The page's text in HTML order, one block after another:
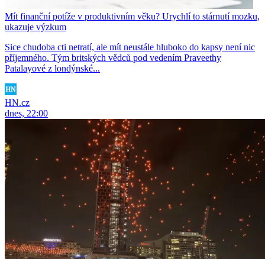
Mít finanční potíže v produktivním věku? Urychlí to stárnutí mozku,
ukazuje výzkum
Sice chudoba cti netratí, ale mít neustále hluboko do kapsy není nic
příjemného. Tým britských vědců pod vedením Praveethy
Patalayové z londýnské...
HN.cz
dnes, 22:00